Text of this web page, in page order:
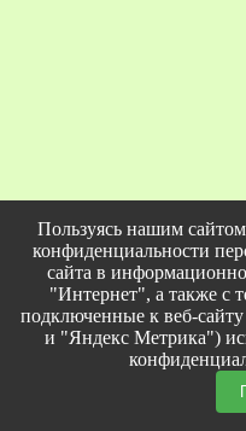
Пользуясь нашим
конфиденциальности
сайта в
"Интернет", а также с
подключенные к веб-
и "Яндекс Метрика")